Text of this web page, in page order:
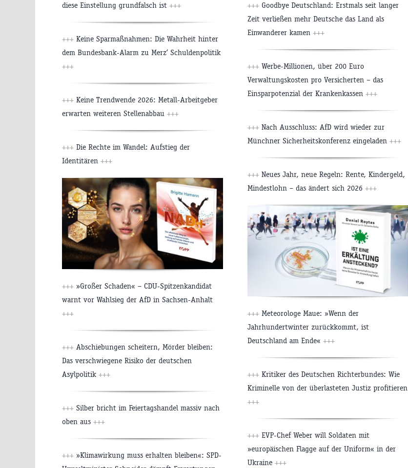
diese Einstellung grundfalsch ist +++
+++ Keine Sparmaßnahmen: Die Wahrheit hinter
dem Bundesbank-Alarm zu Merz‘ Schuldenpolitik
+++
+++ Keine Trendwende 2026: Metall-Arbeitgeber
erwarten weiteren Stellenabbau +++
+++ Die Rechte im Wandel: Aufstieg der
Identitären +++
+++ »Großer Schaden« – CDU-Spitzenkandidat
warnt vor Wahlsieg der AfD in Sachsen-Anhalt
+++
+++ Abschiebungen scheitern, Mörder bleiben:
Das verschwiegene Risiko der deutschen
Asylpolitik +++
+++ Silber bricht im Feiertagshandel massiv nach
oben aus +++
+++ »Klimawirkung muss erhalten bleiben«: SPD-
+++ Goodbye Deutschland: Erstmals seit langer
Zeit verließen mehr Deutsche das Land als
Einwanderer kamen +++
+++ Werbe-Millionen, über 200 Euro
Verwaltungskosten pro Versicherten – das
Einsparpotenzial der Krankenkassen +++
+++ Nach Ausschluss: AfD wird wieder zur
Münchner Sicherheitskonferenz eingeladen +++
+++ Neues Jahr, neue Regeln: Rente, Kindergeld,
Mindestlohn – das ändert sich 2026 +++
+++ Meteorologe Maue: »Wenn der
Jahrhundertwinter zurückkommt, ist
Deutschland am Ende« +++
+++ Kritiker des Deutschen Richterbundes: Wie
Kriminelle von der überlasteten Justiz profitieren
+++
+++ EVP-Chef Weber will Soldaten mit
»europäischen Flagge auf der Uniform« in der
Ukraine +++